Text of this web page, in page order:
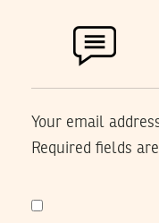
Your email
Required fields